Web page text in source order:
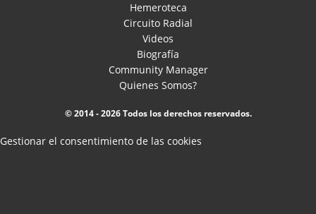
Hemeroteca
Circuito Radial
Videos
Biografía
Community Manager
Quienes Somos?
© 2014 - 2026 Todos los derechos reservados.
Gestionar el consentimiento de las cookies